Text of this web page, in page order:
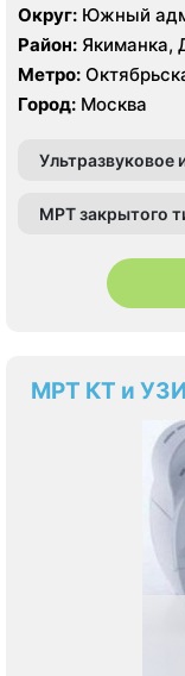
Округ: Южный
Район: Якиманка,
Метро:
Город: Москва
Ультразвуковое
МРТ закрытого
МРТ КТ и УЗИ